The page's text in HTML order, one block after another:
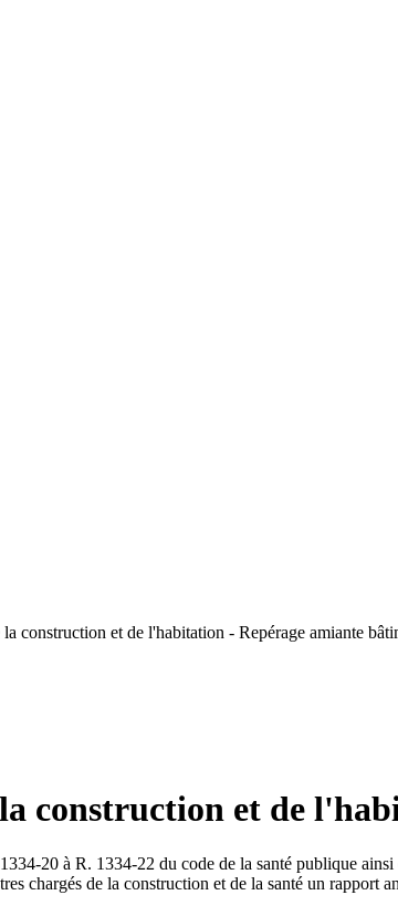
construction et de l'habitation - Repérage amiante
construction et de
20 à R. 1334-22 du code de la santé publique
chargés de la construction et de la santé un rapport